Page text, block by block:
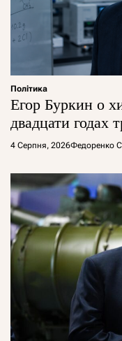
Політика
Егор Буркин о
двадцати годах
4 Серпня, 2026Федоренко